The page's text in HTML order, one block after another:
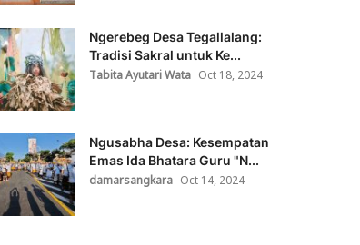
Ngerebeg Desa Tegallalang:
Tradisi Sakral untuk Ke...
Tabita Ayutari Wata Oct 18, 2024
Ngusabha Desa: Kesempatan
Emas Ida Bhatara Guru "N...
damarsangkara Oct 14, 2024